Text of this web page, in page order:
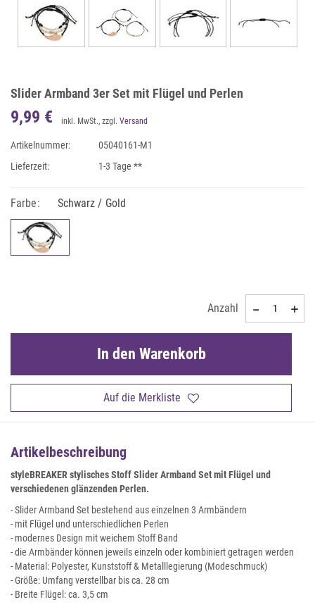
Slider Armband 3er Set mit Flügel und Perlen
9,99 € inkl. MwSt., zzgl. Versand
Artikelnummer:
05040161-M1
Lieferzeit:
1-3 Tage **
Farbe: Schwarz / Gold
Anzahl
Auf die Merkliste
In den Warenkorb
Artikelbeschreibung
styleBREAKER stylisches Stoff Slider Armband Set mit Flügel und
verschiedenen glänzenden Perlen.
- Slider Armband Set bestehend aus einzelnen 3 Armbändern
- mit Flügel und unterschiedlichen Perlen
- modernes Design mit weichem Stoff Band
- die Armbänder können jeweils einzeln oder kombiniert getragen werden
- Material: Polyester, Kunststoff & Metalllegierung (Modeschmuck)
- Größe: Umfang verstellbar bis ca. 28 cm
- Breite Flügel: ca. 3,5 cm